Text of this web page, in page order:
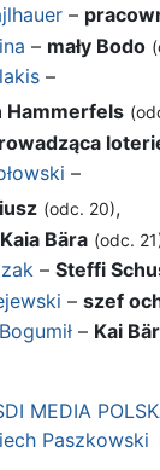
–
– mały Bodo
–
Hammerfels
–
(odc. 20),
Bära (odc.
– Steffi
– szef
– Kai Bär
MEDIA
Paszkowski